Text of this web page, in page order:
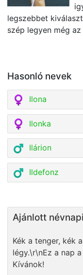
legszebbet
szép legyen még
Hasonló nevek
Ilona
Ilonka
Ilárion
Ildefonz
Ajánlott
Kék a tenger, kék
légy.\r\nEz a nap
Kívánok!